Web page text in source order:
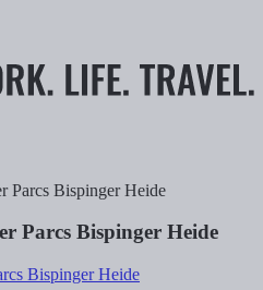
Parcs Bispinger Heide
Parcs Bispinger Heide